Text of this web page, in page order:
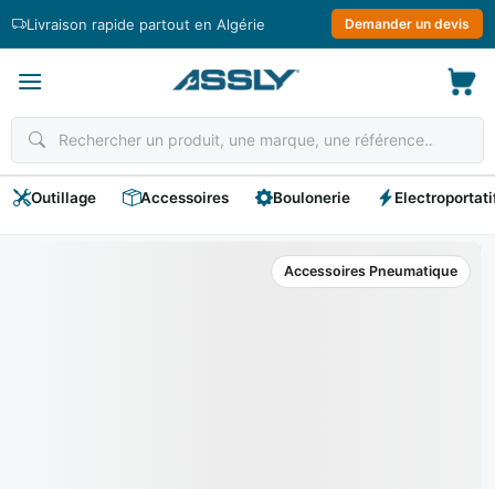
Livraison rapide partout en Algérie Demander un devis
Outillage Accessoires Boulonerie
Accessoires Pneumatique